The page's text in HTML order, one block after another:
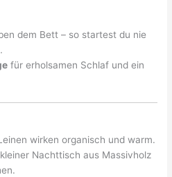
dem Bett – so startest du nie
für erholsamen Schlaf und ein
wirken organisch und warm.
Nachttisch aus Massivholz